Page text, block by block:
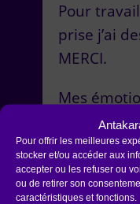
Pour offrir les meilleures
stocker et/ou accéder aux
accepter ou les refuser ou
ou de retirer son
caractéristiques et fonctions.
Pour
prise j’ai
MERCI.
Mes
les
mon